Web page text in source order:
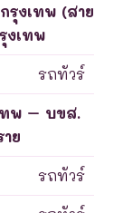
รุงเทพ (สาย
งเทพ
รถทัวร์
ทพ – บขส.
ย
รถทัวร์